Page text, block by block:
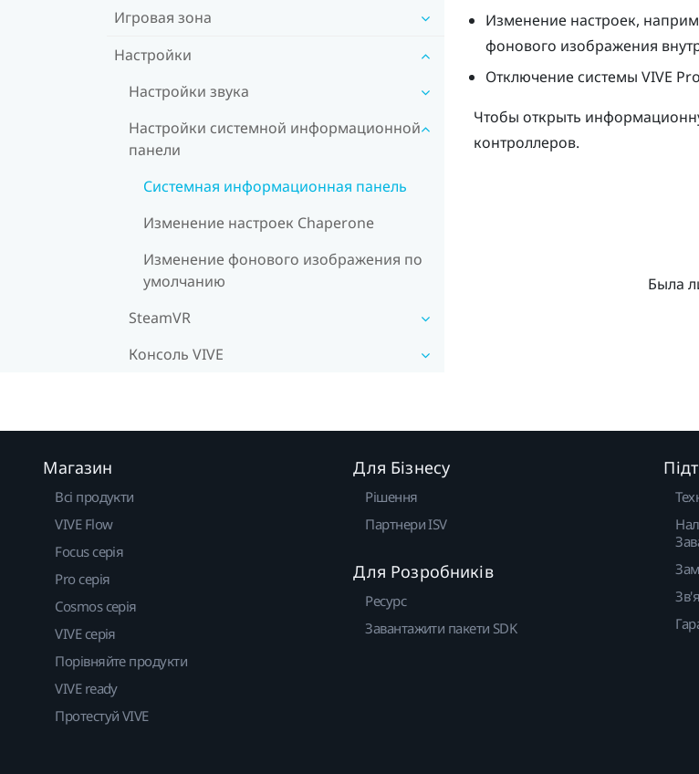
Игровая зона
Настройки
Настройки звука
Настройки системной информационной
панели
Системная информационная панель
Изменение настроек Chaperone
Изменение фонового изображения по
умолчанию
SteamVR
Консоль VIVE
Изменение настроек,
фонового изображения
Отключение системы VIVE
Чтобы открыть
контроллеров.
Была
Магазин
Всі продукти
VIVE Flow
Focus серія
Pro серія
Cosmos серія
VIVE серія
Порівняйте продукти
VIVE ready
Протестуй VIVE
Для Бізнесу
Рішення
Партнери ISV
Для Розробників
Ресурс
Завантажити пакети SDK